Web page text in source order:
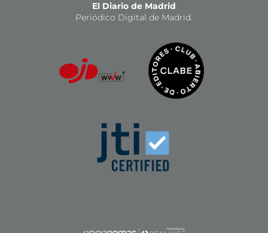
El Diario de Madrid
Periódico Digital de Madrid.